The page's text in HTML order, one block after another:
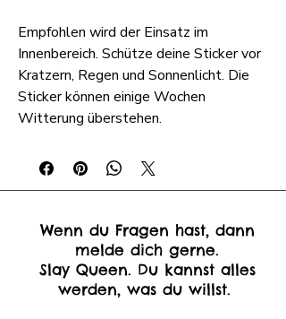
Empfohlen wird der Einsatz im
Innenbereich. Schütze deine Sticker vor
Kratzern, Regen und Sonnenlicht. Die
Sticker können einige Wochen
Witterung überstehen.
Wenn du Fragen hast, dann
melde dich gerne.
Slay Queen. Du kannst alles
werden, was du willst.